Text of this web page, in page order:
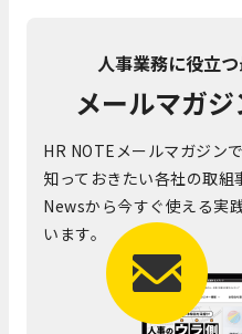
人事業務に役立
メールマガジ
HR NOTEメールマガジン
知っておきたい各社の取
Newsから今すぐ使える実
います。